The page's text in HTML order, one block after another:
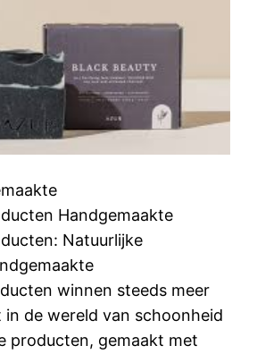
Handgemaakte
Natuurlijke
winnen steeds meer
in de wereld van schoonheid
producten, gemaakt met